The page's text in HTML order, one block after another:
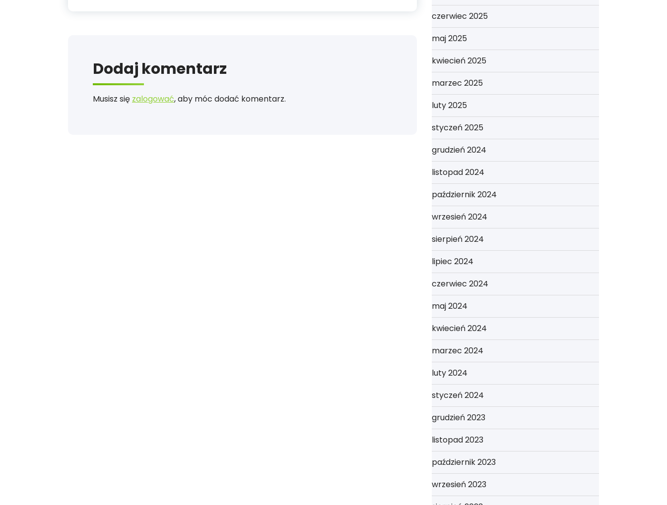
Dodaj komentarz
Musisz się zalogować, aby móc dodać komentarz.
czerwiec 2025
maj 2025
kwiecień 2025
marzec 2025
luty 2025
styczeń 2025
grudzień 2024
listopad 2024
październik 2024
wrzesień 2024
sierpień 2024
lipiec 2024
czerwiec 2024
maj 2024
kwiecień 2024
marzec 2024
luty 2024
styczeń 2024
grudzień 2023
listopad 2023
październik 2023
wrzesień 2023